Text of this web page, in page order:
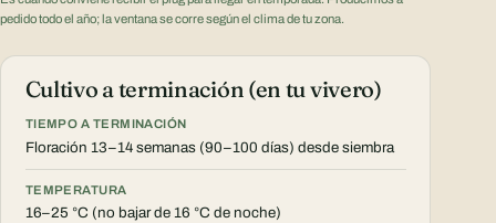
pedido todo el año; la ventana se corre según el clima de tu zona.
Cultivo a terminación (en tu vivero)
TIEMPO A TERMINACIÓN
Floración 13–14 semanas (90–100 días) desde siembra
TEMPERATURA
16–25 °C (no bajar de 16 °C de noche)